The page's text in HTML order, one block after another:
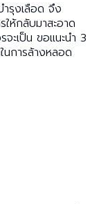
ำรุงเลือด จึง
ให้กลับมาสะอาด
ะเป็น ขอแนะนำ 3
การล้างหลอด